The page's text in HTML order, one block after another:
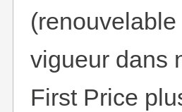
vigueur dans
First Price